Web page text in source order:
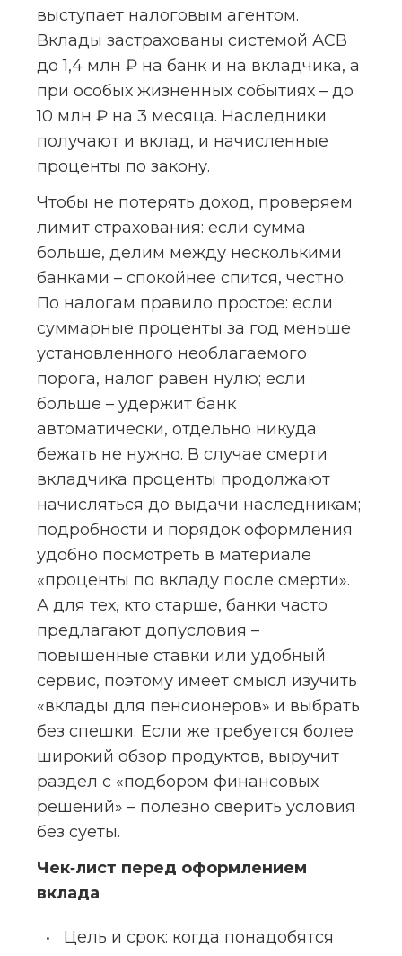
выступает налоговым агентом.
Вклады застрахованы системой АСВ
до 1,4 млн ₽ на банк и на вкладчика, а
при особых жизненных событиях – до
10 млн ₽ на 3 месяца. Наследники
получают и вклад, и начисленные
проценты по закону.
Чтобы не потерять доход, проверяем
лимит страхования: если сумма
больше, делим между несколькими
банками – спокойнее спится, честно.
По налогам правило простое: если
суммарные проценты за год меньше
установленного необлагаемого
порога, налог равен нулю; если
больше – удержит банк
автоматически, отдельно никуда
бежать не нужно. В случае смерти
вкладчика проценты продолжают
начисляться до выдачи наследникам;
подробности и порядок оформления
удобно посмотреть в материале
«проценты по вкладу после смерти».
А для тех, кто старше, банки часто
предлагают допусловия –
повышенные ставки или удобный
сервис, поэтому имеет смысл изучить
«вклады для пенсионеров» и выбрать
без спешки. Если же требуется более
широкий обзор продуктов, выручит
раздел с «подбором финансовых
решений» – полезно сверить условия
без суеты.
Чек‑лист перед оформлением
вклада
Цель и срок: когда понадобятся